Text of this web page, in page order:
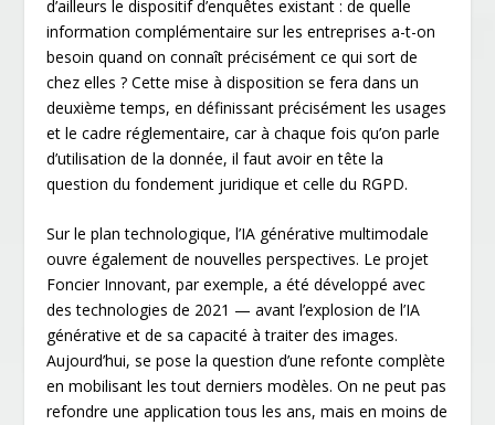
d’ailleurs le dispositif d’enquêtes existant : de quelle
information complémentaire sur les entreprises a-t-on
besoin quand on connaît précisément ce qui sort de
chez elles ? Cette mise à disposition se fera dans un
deuxième temps, en définissant précisément les usages
et le cadre réglementaire, car à chaque fois qu’on parle
d’utilisation de la donnée, il faut avoir en tête la
question du fondement juridique et celle du RGPD.
Sur le plan technologique, l’IA générative multimodale
ouvre également de nouvelles perspectives. Le projet
Foncier Innovant, par exemple, a été développé avec
des technologies de 2021 — avant l’explosion de l’IA
générative et de sa capacité à traiter des images.
Aujourd’hui, se pose la question d’une refonte complète
en mobilisant les tout derniers modèles. On ne peut pas
refondre une application tous les ans, mais en moins de